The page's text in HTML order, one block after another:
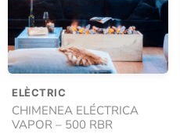
ELÈCTRIC
CHIMENEA ELÉCTRICA
VAPOR – 500 RBR